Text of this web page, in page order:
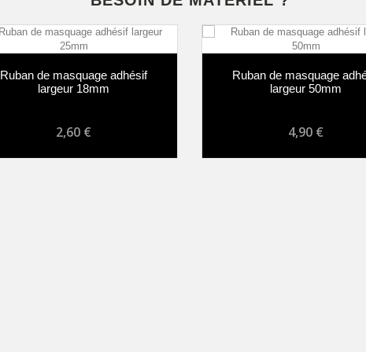
Ruban de masquage adhésif
largeur 18mm
2,60 €
Ruban de masquage
largeur 50mm
4,90 €